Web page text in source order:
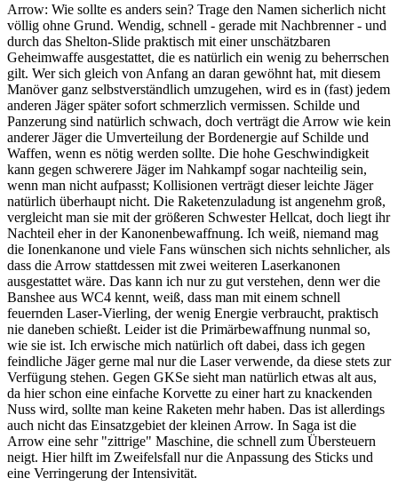
Arrow: Wie sollte es anders sein? Trage den Namen sicherlich nicht
völlig ohne Grund. Wendig, schnell - gerade mit Nachbrenner - und
durch das Shelton-Slide praktisch mit einer unschätzbaren
Geheimwaffe ausgestattet, die es natürlich ein wenig zu beherrschen
gilt. Wer sich gleich von Anfang an daran gewöhnt hat, mit diesem
Manöver ganz selbstverständlich umzugehen, wird es in (fast) jedem
anderen Jäger später sofort schmerzlich vermissen. Schilde und
Panzerung sind natürlich schwach, doch verträgt die Arrow wie kein
anderer Jäger die Umverteilung der Bordenergie auf Schilde und
Waffen, wenn es nötig werden sollte. Die hohe Geschwindigkeit
kann gegen schwerere Jäger im Nahkampf sogar nachteilig sein,
wenn man nicht aufpasst; Kollisionen verträgt dieser leichte Jäger
natürlich überhaupt nicht. Die Raketenzuladung ist angenehm groß,
vergleicht man sie mit der größeren Schwester Hellcat, doch liegt ihr
Nachteil eher in der Kanonenbewaffnung. Ich weiß, niemand mag
die Ionenkanone und viele Fans wünschen sich nichts sehnlicher, als
dass die Arrow stattdessen mit zwei weiteren Laserkanonen
ausgestattet wäre. Das kann ich nur zu gut verstehen, denn wer die
Banshee aus WC4 kennt, weiß, dass man mit einem schnell
feuernden Laser-Vierling, der wenig Energie verbraucht, praktisch
nie daneben schießt. Leider ist die Primärbewaffnung nunmal so,
wie sie ist. Ich erwische mich natürlich oft dabei, dass ich gegen
feindliche Jäger gerne mal nur die Laser verwende, da diese stets zur
Verfügung stehen. Gegen GKSe sieht man natürlich etwas alt aus,
da hier schon eine einfache Korvette zu einer hart zu knackenden
Nuss wird, sollte man keine Raketen mehr haben. Das ist allerdings
auch nicht das Einsatzgebiet der kleinen Arrow. In Saga ist die
Arrow eine sehr "zittrige" Maschine, die schnell zum Übersteuern
neigt. Hier hilft im Zweifelsfall nur die Anpassung des Sticks und
eine Verringerung der Intensivität.